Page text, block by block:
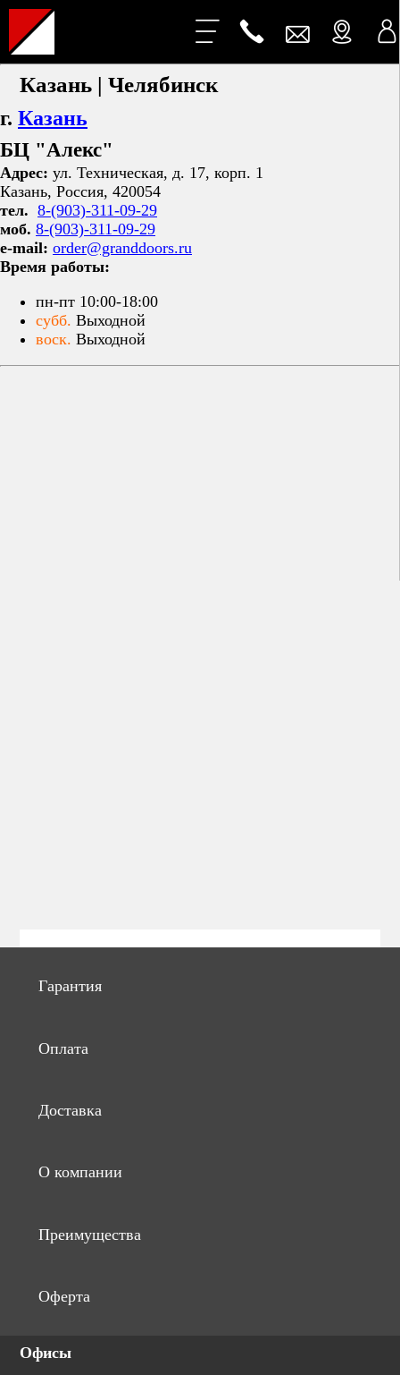
Казань | Челябинск
г. Казань
БЦ "Алекс"
Адрес: ул. Техническая, д. 17, корп. 1
Казань, Россия, 420054
тел. 8-(903)-311-09-29
моб. 8-(903)-311-09-29
e-mail: order@granddoors.ru
Время работы:
пн-пт 10:00-18:00
субб. Выходной
воск. Выходной
Гарантия
Оплата
Доставка
О компании
Преимущества
Оферта
Офисы